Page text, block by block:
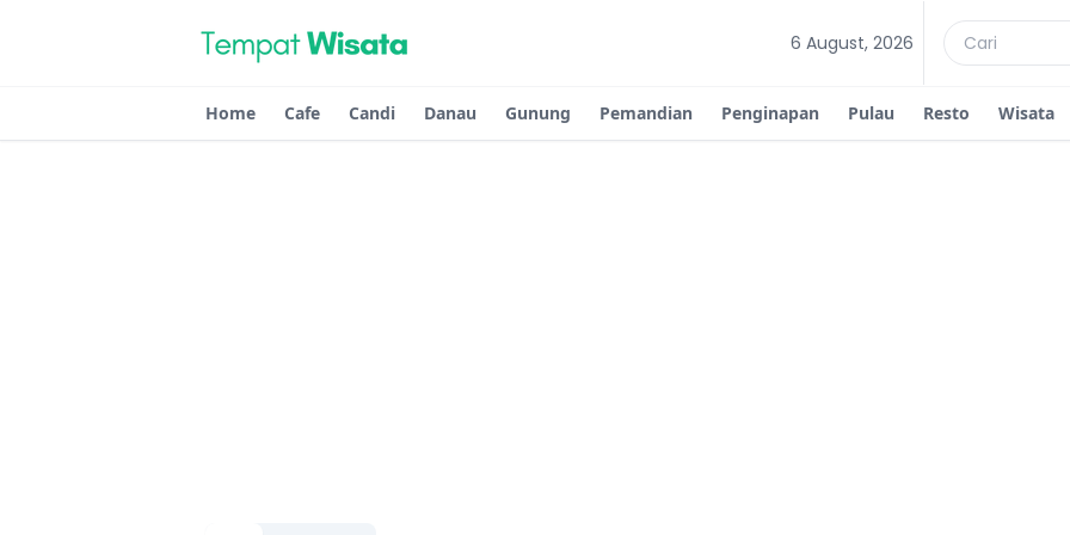
6 August, 2026
Home Cafe Candi Danau Gunung Pemandian Penginapan Pulau Resto Wisata